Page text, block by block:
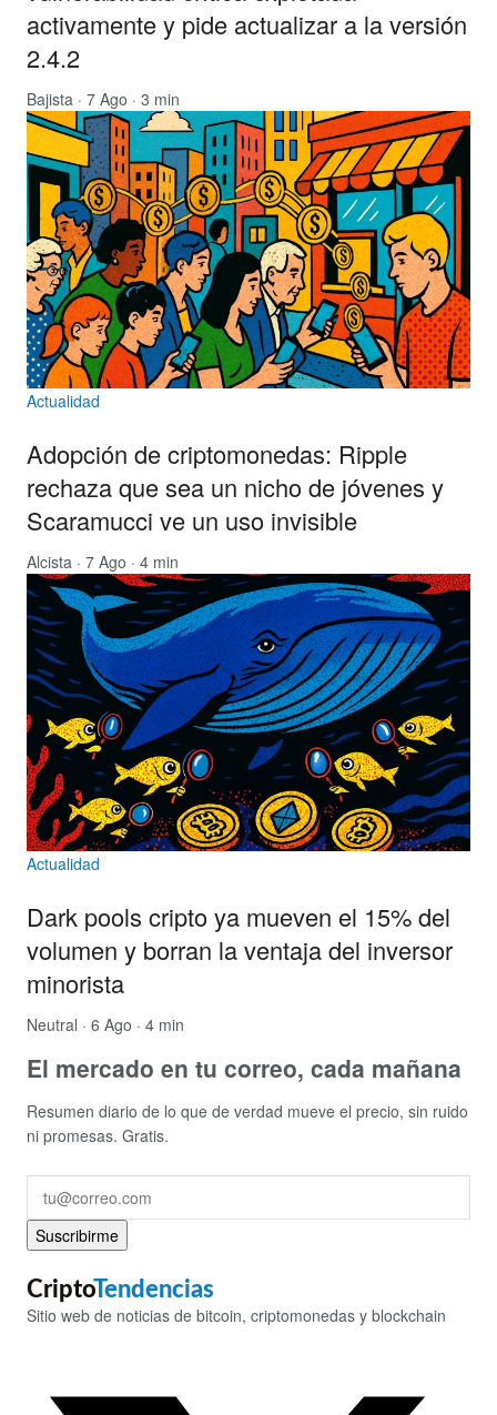
activamente y pide actualizar a la versión
2.4.2
Bajista · 7 Ago · 3 min
Actualidad
Adopción de criptomonedas: Ripple
rechaza que sea un nicho de jóvenes y
Scaramucci ve un uso invisible
Alcista · 7 Ago · 4 min
Actualidad
Dark pools cripto ya mueven el 15% del
volumen y borran la ventaja del inversor
minorista
Neutral · 6 Ago · 4 min
El mercado en tu correo, cada mañana
Resumen diario de lo que de verdad mueve el precio, sin ruido
ni promesas. Gratis.
Suscribirme
CriptoTendencias
Sitio web de noticias de bitcoin, criptomonedas y blockchain